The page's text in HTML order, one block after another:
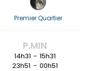
Premier Quartier
P.MIN
14h31 - 15h31
23h51 - 00h51